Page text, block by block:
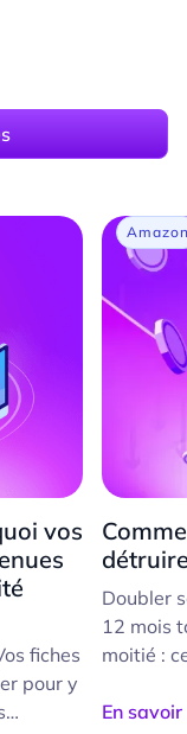
vos
fiches
pour y
Doubler
12 mois
moitié :
En